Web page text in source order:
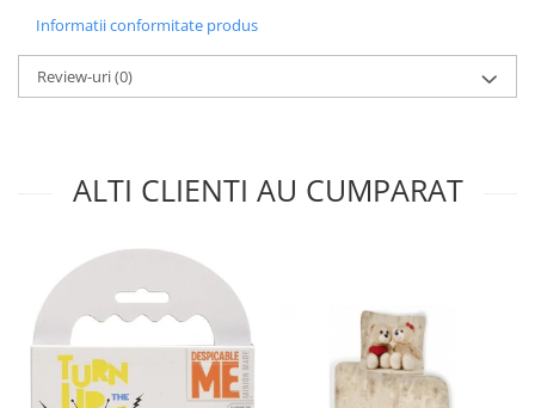
Informatii conformitate produs
Review-uri(0)
ALTI CLIENTI AU CUMPARAT